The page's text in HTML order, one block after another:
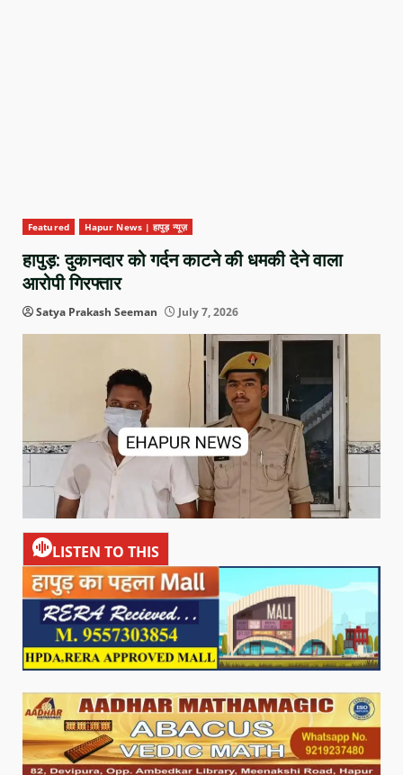
Featured Hapur News | हापुड़ न्यूज़
हापुड़: दुकानदार को गर्दन काटने की धमकी देने वाला
आरोपी गिरफ्तार
Satya Prakash Seeman July 7, 2026
LISTEN TO THIS